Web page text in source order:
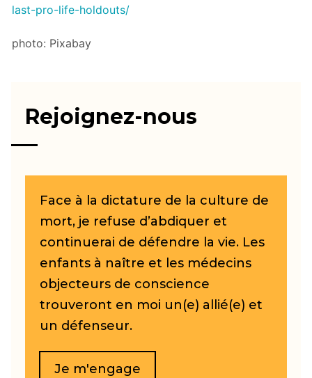
last-pro-life-holdouts/
photo: Pixabay
Rejoignez-nous
Face à la dictature de la culture de
mort, je refuse d’abdiquer et
continuerai de défendre la vie. Les
enfants à naître et les médecins
objecteurs de conscience
trouveront en moi un(e) allié(e) et
un défenseur.
Je m'engage